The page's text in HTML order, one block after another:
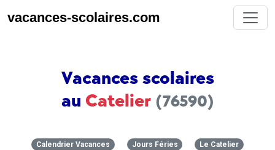
vacances-scolaires.com
Vacances scolaires
au Catelier (76590)
Calendrier Vacances Jours Féries Le Catelier